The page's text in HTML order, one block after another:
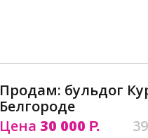
Продам: бульдог
Белгороде
Цена 30 000 Р.